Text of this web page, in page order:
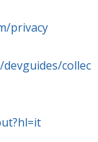
privacy
collec